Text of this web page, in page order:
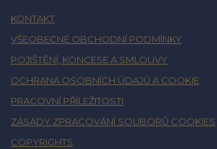
KONTAKT
VŠEOBECNÉ OBCHODNÍ PODMÍNKY
POJIŠTĚNÍ, KONCESE A SMLOUVY
OCHRANA OSOBNÍCH ÚDAJŮ A COOKIE
PRACOVNÍ PŘÍLEŽITOSTI
ZÁSADY ZPRACOVÁNÍ SOUBORŮ COOKIES
COPYRIGHTS